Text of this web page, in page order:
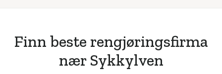
Finn beste rengjøringsfirma
nær Sykkylven